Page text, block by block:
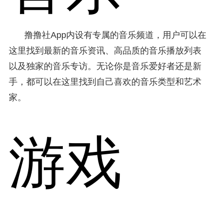
撸撸社App内设有专属的音乐频道，用户可以在
这里找到最新的音乐资讯、高品质的音乐播放列表
以及独家的音乐专访。无论你是音乐爱好者还是新
手，都可以在这里找到自己喜欢的音乐类型和艺术
家。
游戏